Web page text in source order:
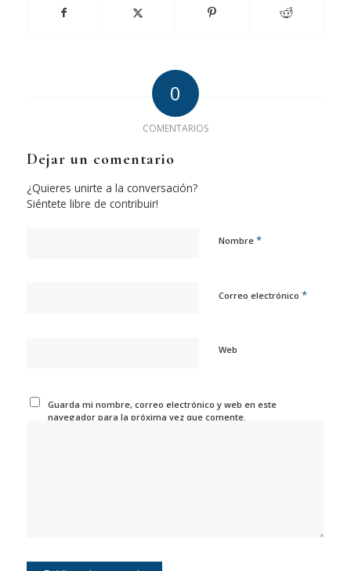
0
COMENTARIOS
Dejar un comentario
¿Quieres unirte a la conversación?
Siéntete libre de contribuir!
Nombre *
Correo electrónico *
Web
Guarda mi nombre, correo electrónico y web en este
navegador para la próxima vez que comente.